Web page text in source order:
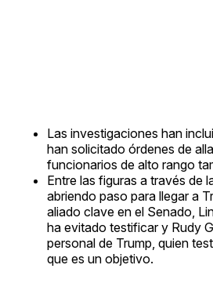
Las investigaciones han
han solicitado órdenes de
funcionarios de alto rango
Entre las figuras a través de
abriendo paso para llegar a
aliado clave en el Senado,
ha evitado testificar y Rudy
personal de Trump, quien
que es un objetivo.